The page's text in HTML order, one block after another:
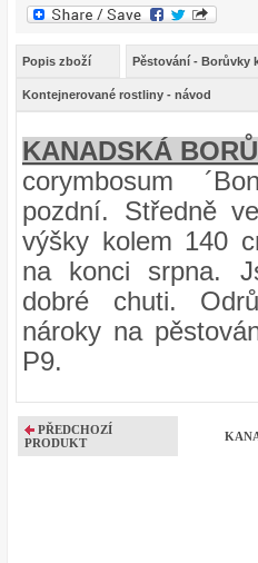
Popis zboží Pěstování - Borůvky
Kontejnerované rostliny - návod
KANADSKÁ
corymbosum
pozdní. Středně
výšky kolem 140
na konci srpna.
dobré chuti.
nároky na
P9.
PŘEDCHOZÍ
PRODUKT